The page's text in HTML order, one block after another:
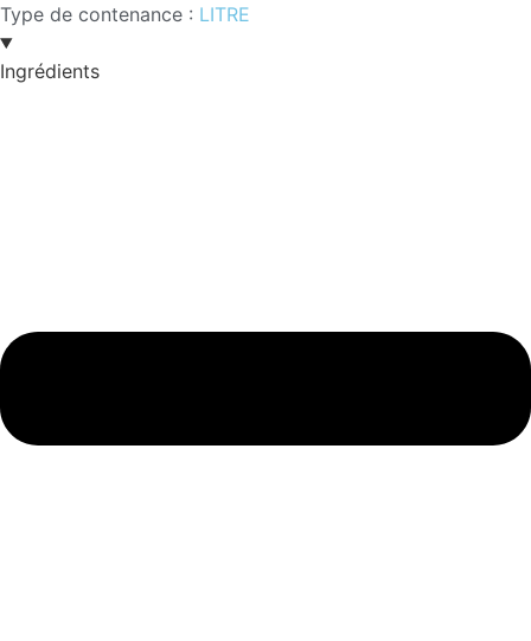
Type de contenance : LITRE
Ingrédients